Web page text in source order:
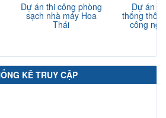
Dự án thi công phòng
sạch nhà máy Hoa
Thái
Dự án
thống
công
KÊ TRUY CẬP